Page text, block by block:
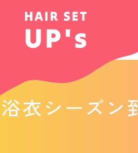
浴衣シーズン